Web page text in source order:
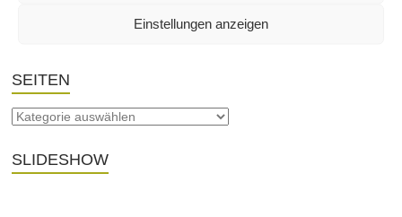
Einstellungen anzeigen
SEITEN
SLIDESHOW